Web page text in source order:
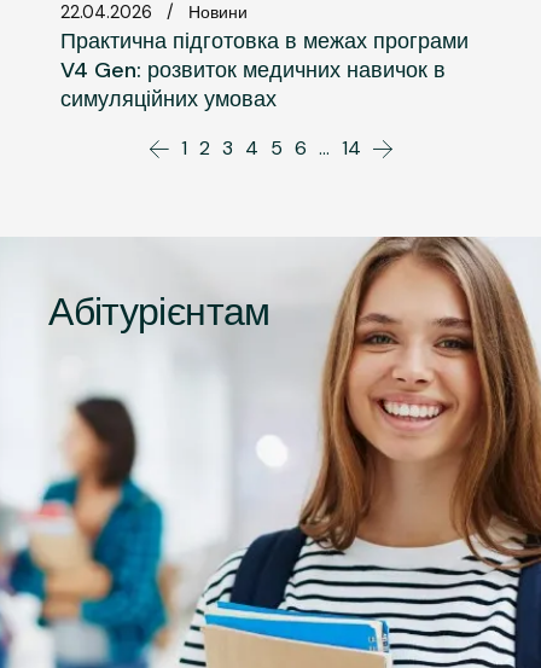
22.04.2026 Новини
Практична підготовка в межах програми
V4 Gen: розвиток медичних навичок в
симуляційних умовах
1 2 3 4 5 6 … 14
Абітурієнтам